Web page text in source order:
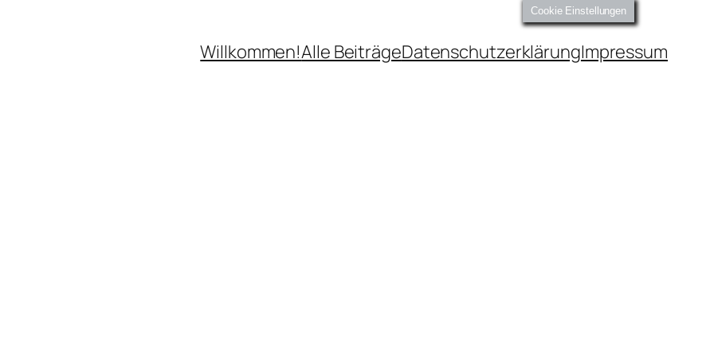
Willkommen!Alle BeiträgeDatenschutzerklärungImpressum
Cookie Einstellungen